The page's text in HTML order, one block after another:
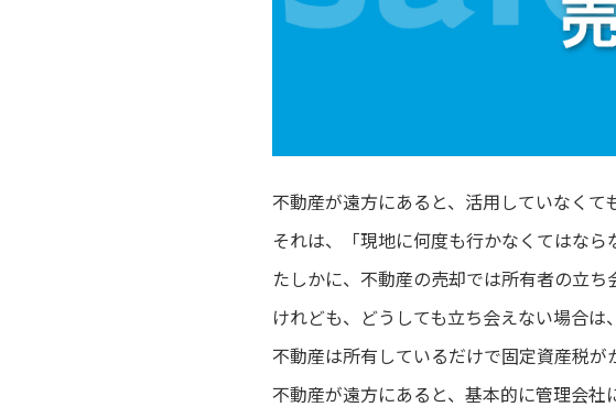
不動産が遠方にあると、活用していなく
それは、「現地に何度も行かなくてはな
たしかに、不動産の売却では所有者の立ち
けれども、どうしても立ち会えない場合
不動産は所有しているだけで固定資産税
不動産が遠方にあると、基本的に管理会